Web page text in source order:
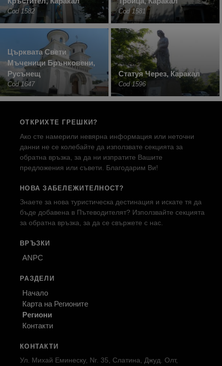
Cod 1582 Cod 1581
Църквата Свети
Мъченици Брънковени,
Русънещ
Cod 1647
Статуя Через, Каракал
Cod 1596
ОТКРИХТЕ ГРЕШКИ?
Ако сте намерили невярна информация или неточни
данни не се колебайте да използвате секцията за
обратна връзка, за да ни изпратите Вашите
предложения или съвети. Благодарим Ви!
НОВА ЗАБЕЛЕЖИТЕЛНОСТ?
Знаете за нова туристическа дестинация и искате тя да
бъде добавена в Пътеводителят? Използвайте секцията
за обратна връзка, за да се свържете с нас.
ВРЪЗКИ
ANPC
РАЗДЕЛИ
Начало
Карта на Регионите
Региони
Контакти
КОНТАКТИ
Ул. Михай Еминеску, Nr. 35, Слатина, Джуд. Олт,